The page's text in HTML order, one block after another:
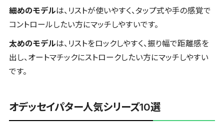
細めのモデルは、リストが使いやすく、タップ式や手の感覚で
コントロールしたい方にマッチしやすいです。
太めのモデルは、リストをロックしやすく、振り幅で距離感を
出し、オートマチックにストロークしたい方にマッチしやすい
です。
オデッセイパター人気シリーズ10選